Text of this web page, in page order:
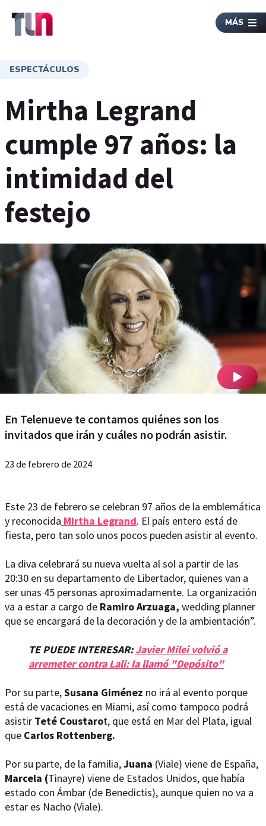
MÁS
ESPECTÁCULOS
Mirtha Legrand
cumple 97 años: la
intimidad del
festejo
En Telenueve te contamos quiénes son los
invitados que irán y cuáles no podrán asistir.
23 de febrero de 2024
Este 23 de febrero se celebran 97 años de la emblemática
y reconocida Mirtha Legrand. El país entero está de
fiesta, pero tan solo unos pocos pueden asistir al evento.
La diva celebrará su nueva vuelta al sol a partir de las
20:30 en su departamento de Libertador, quienes van a
ser unas 45 personas aproximadamente. La organización
va a estar a cargo de Ramiro Arzuaga, wedding planner
que se encargará de la decoración y de la ambientación”.
TE PUEDE INTERESAR:Javier Milei volvió a
arremeter contra Lali: la llamó "Depósito"
Por su parte,Susana Giménez no irá al evento porque
está de vacaciones en Miami, así como tampoco podrá
asistir Teté Coustarot, que está en Mar del Plata, igual
que Carlos Rottenberg.
Por su parte, de la familia,Juana (Viale) viene de España,
Marcela (Tinayre) viene de Estados Unidos, que había
estado con Ámbar (de Benedictis), aunque quien no va a
estar es Nacho (Viale).